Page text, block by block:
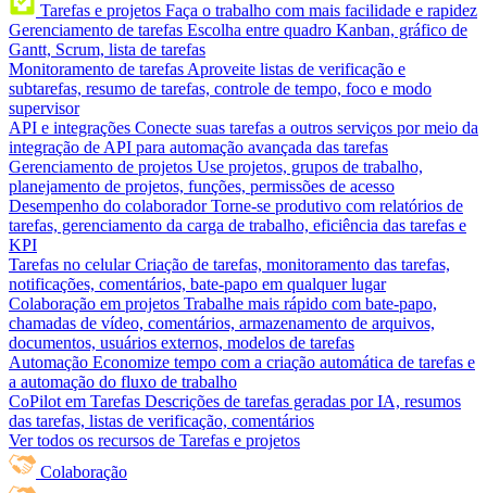
Tarefas e projetos Faça o trabalho com mais facilidade e rapidez
Gerenciamento de tarefas Escolha entre quadro Kanban, gráfico de
Gantt, Scrum, lista de tarefas
Monitoramento de tarefas Aproveite listas de verificação e
subtarefas, resumo de tarefas, controle de tempo, foco e modo
supervisor
API e integrações Conecte suas tarefas a outros serviços por meio da
integração de API para automação avançada das tarefas
Gerenciamento de projetos Use projetos, grupos de trabalho,
planejamento de projetos, funções, permissões de acesso
Desempenho do colaborador Torne-se produtivo com relatórios de
tarefas, gerenciamento da carga de trabalho, eficiência das tarefas e
KPI
Tarefas no celular Criação de tarefas, monitoramento das tarefas,
notificações, comentários, bate-papo em qualquer lugar
Colaboração em projetos Trabalhe mais rápido com bate-papo,
chamadas de vídeo, comentários, armazenamento de arquivos,
documentos, usuários externos, modelos de tarefas
Automação Economize tempo com a criação automática de tarefas e
a automação do fluxo de trabalho
CoPilot em Tarefas Descrições de tarefas geradas por IA, resumos
das tarefas, listas de verificação, comentários
Ver todos os recursos de Tarefas e projetos
Colaboração